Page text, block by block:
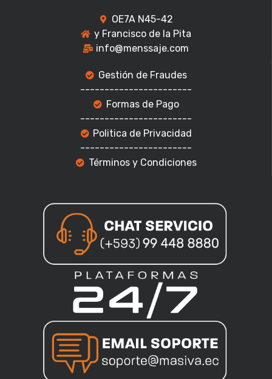
OE7A N45-42
y Francisco de la Pita
info@menssaje.com
Gestión de Fraudes
-----------------------
Formas de Pago
-----------------------
Politica de Privacidad
-----------------------
Términos y Condiciones